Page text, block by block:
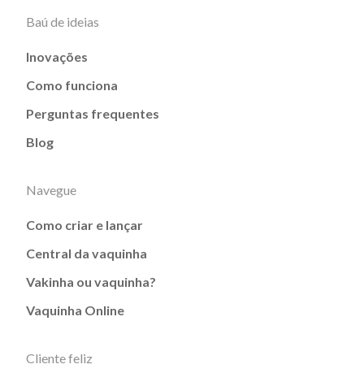
Baú de ideias
Inovações
Como funciona
Perguntas frequentes
Blog
Navegue
Como criar e lançar
Central da vaquinha
Vakinha ou vaquinha?
Vaquinha Online
Cliente feliz